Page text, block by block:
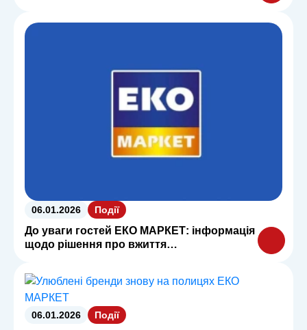
Держпродспоживслужби
06.01.2026 Події
До уваги гостей ЕКО МАРКЕТ: інформація
щодо рішення про вжиття
Держпродспоживслужби
06.01.2026 Події